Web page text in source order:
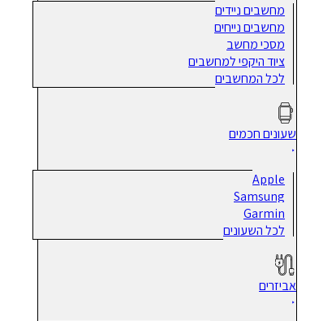
מחשבים ניידים
מחשבים נייחים
מסכי מחשב
ציוד היקפי למחשבים
לכל המחשבים
שעונים חכמים
Apple
Samsung
Garmin
לכל השעונים
אביזרים